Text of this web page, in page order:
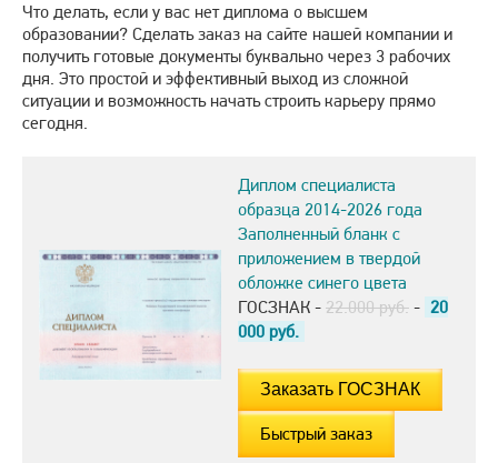
Что делать, если у вас нет диплома о высшем
образовании? Сделать заказ на сайте нашей компании и
получить готовые документы буквально через 3 рабочих
дня. Это простой и эффективный выход из сложной
ситуации и возможность начать строить карьеру прямо
сегодня.
Диплом специалиста
образца 2014-2026 года
Заполненный бланк с
приложением в твердой
обложке синего цвета
ГОСЗНАК - 22.000 руб. - 20
000 руб.
Быстрый заказ